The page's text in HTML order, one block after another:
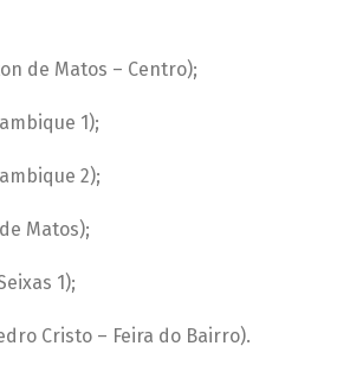
de Matos – Centro);
1);
2);
Matos);
1);
Cristo – Feira do Bairro).